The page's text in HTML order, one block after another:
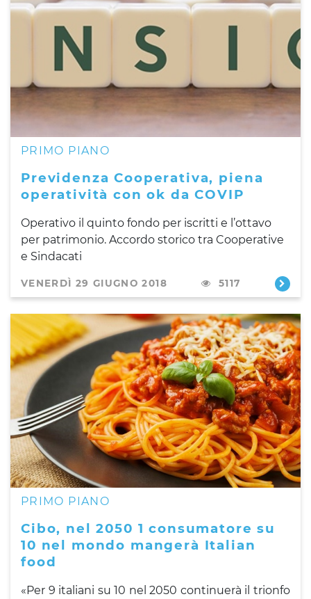
PRIMO PIANO
Previdenza Cooperativa, piena
operatività con ok da COVIP
Operativo il quinto fondo per iscritti e l’ottavo
per patrimonio. Accordo storico tra Cooperative
e Sindacati
VENERDÌ 29 GIUGNO 2018 5117
PRIMO PIANO
Cibo, nel 2050 1 consumatore su
10 nel mondo mangerà Italian
food
«Per 9 italiani su 10 nel 2050 continuerà il trionfo